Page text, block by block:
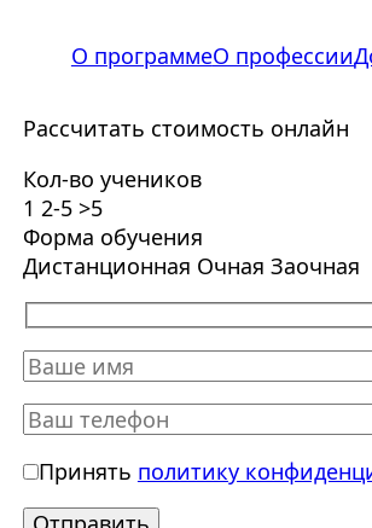
О программеО профессии
Рассчитать стоимость онлайн
Кол-во учеников
1 2-5 >5
Форма обучения
Дистанционная Очная Заочная
Принять политику